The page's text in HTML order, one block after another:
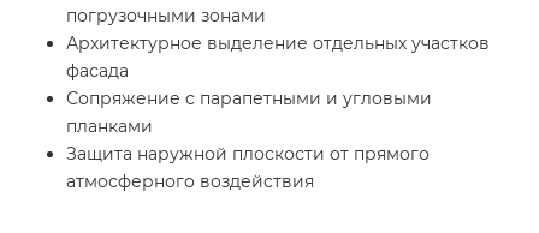
погрузочными зонами
Архитектурное выделение отдельных участков
фасада
Сопряжение с парапетными и угловыми
планками
Защита наружной плоскости от прямого
атмосферного воздействия